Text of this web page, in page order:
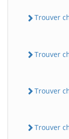
Trouver
Trouver
Trouver
Trouver